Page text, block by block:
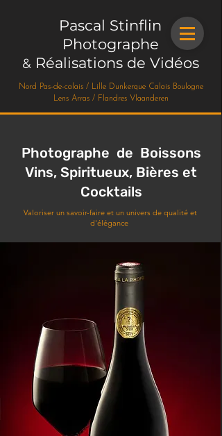
Pascal Stinflin
Photographe
&Réalisations de Vidéos
Nord Pas-de-calais / Lille Dunkerque Calais Boulogne
Lens Arras / Flandres Vlaanderen
Photographe de Boissons
Vins, Spiritueux, Bières et
Cocktails
Valoriser un savoir-faire et un univers de qualité et
d'élégance